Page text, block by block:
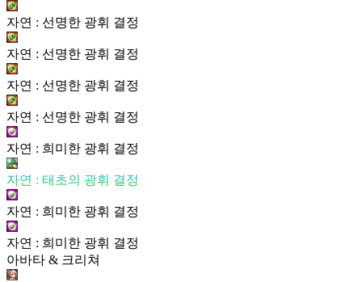
자연 : 선명한 광휘 결정
자연 : 선명한 광휘 결정
자연 : 선명한 광휘 결정
자연 : 선명한 광휘 결정
자연 : 희미한 광휘 결정
자연 : 태초의 광휘 결정
자연 : 희미한 광휘 결정
자연 : 희미한 광휘 결정
아바타 & 크리쳐